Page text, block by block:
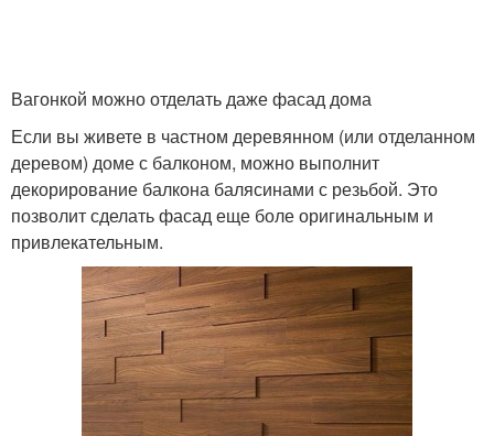
Вагонкой можно отделать даже фасад дома
Если вы живете в частном деревянном (или отделанном
деревом) доме с балконом, можно выполнит
декорирование балкона балясинами с резьбой. Это
позволит сделать фасад еще боле оригинальным и
привлекательным.